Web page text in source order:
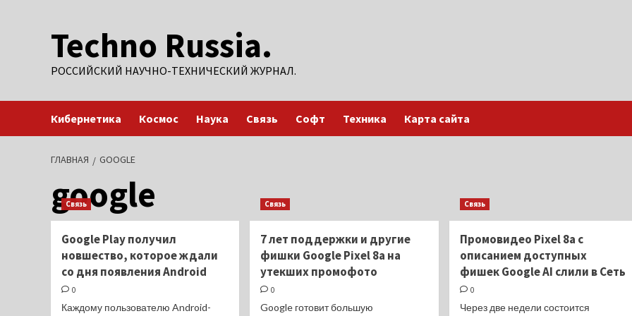
содержимомуTechno Russia.
РОССИЙСКИЙ НАУЧНО-ТЕХНИЧЕСКИЙ ЖУРНАЛ.
Кибернетика Космос Наука Связь Софт Техника Карта сайта
ГЛАВНАЯ GOOGLE
google
Связь
Google Play получил
новшество, которое ждали
со дня появления Android
0
Каждому пользователю Android-
Связь
7 лет поддержки и другие
фишки Google Pixel 8a на
утекших промофото
0
Google готовит большую
Связь
Промовидео Pixel 8a с
описанием доступных
фишек Google AI слили в Сеть
0
Через две недели состоится